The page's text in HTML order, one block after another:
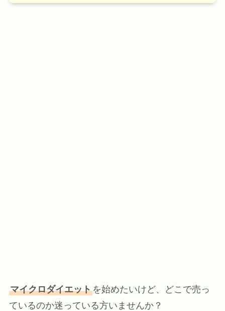
マイクロダイエットを始めたいけど、どこで売っ
ているのか迷っている方いませんか？